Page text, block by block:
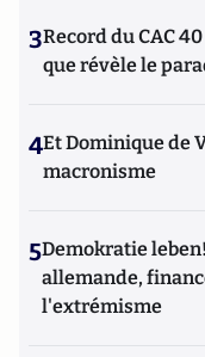
3Record du CAC
que révèle le
4Et Dominique de
macronisme
5Demokratie
allemande,
l'extrémisme